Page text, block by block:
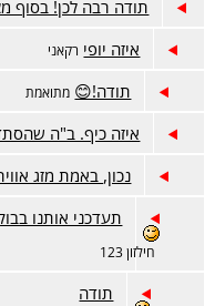
תודה רבה לכן! בסוף
איזה יופי רקאני
תודה!😊 מתואמת
איזה כיף. ב"ה
נכון, באמת מזג
תעדכני אותנו
חילזון 123
תודה